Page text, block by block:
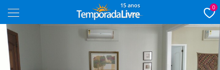
15 anos 0